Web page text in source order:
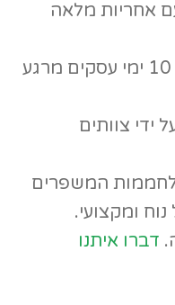
אחריות מלאה
המשלוח חינם ומתבצע תוך 10 ימי עסקים מרגע
ידי צוותים
לחממות המשפרים
ומקצועי.
דברו איתנו